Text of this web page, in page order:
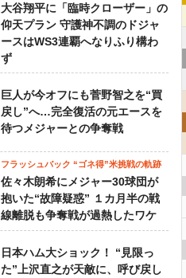
大谷翔平に「臨時クローザー」の
仰天プラン 守護神不調のドジャ
ースはWS3連覇へなりふり構わ
ず
巨人が今オフにも菅野智之を“買
戻し”へ…完全復活の元エースを
待つメジャーとの争奪戦
フラッシュバック “ゴネ得”米挑戦の軌跡
佐々木朗希にメジャー30球団が
抱いた“故障疑惑” １カ月半の戦
線離脱も争奪戦が過熱したワケ
日本ハム大ショック！ “見限っ
た”上沢直之が天敵に、呼び戻し